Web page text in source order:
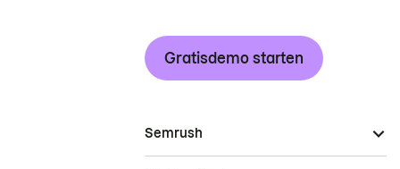
Gratisdemo starten
Semrush